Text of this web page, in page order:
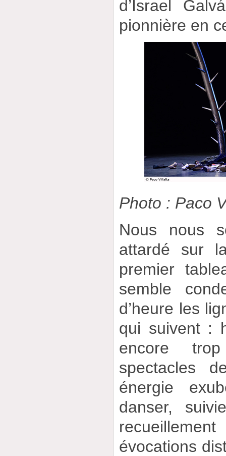
d’Israel
pionnière en
Photo : Paco
Nous nous
attardé sur
premier
semble
d’heure les
qui suivent :
encore
spectacles
énergie
danser,
évocations